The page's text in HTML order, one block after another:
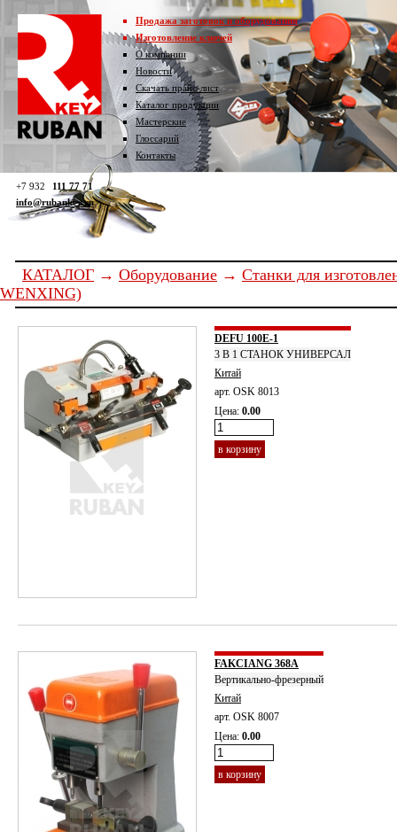
+7 932
111 77 71
info@rubankey.ru
Продажа заготовок и оборудования
Изготовление ключей
О компании
Новости
Скачать прайс-лист
Каталог продукции
Мастерские
Глоссарий
Контакты
КАТАЛОГ → Оборудование → Станки для
WENXING)
DEFU 100E-1
3 В 1 СТАНОК УНИВЕРСАЛ
Китай
арт. OSK 8013
Цена: 0.00
в корзину
FAKCIANG 368A
Вертикально-фрезерный
Китай
арт. OSK 8007
Цена: 0.00
в корзину